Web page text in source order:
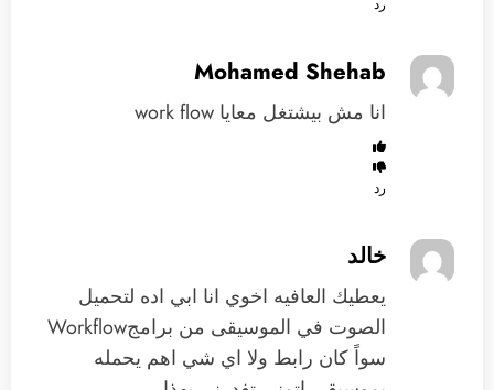
رد
Mohamed Shehab
انا مش بيشتغل معايا work flow
رد
خالد
يعطيك العافيه اخوي انا ابي اده لتحميل
الصوت في الموسيقى من برامجWorkflow
سواً كان رابط ولا اي شي اهم يحمله